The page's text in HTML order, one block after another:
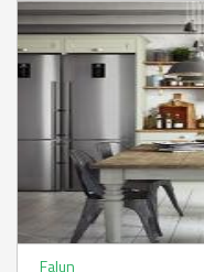
Falun